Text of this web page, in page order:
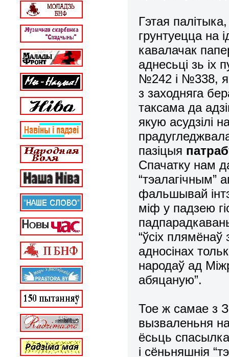
Гэтая
грунтуецца на
кавалачак
аднесьці зь іх
№242 і №338,
з заходняга
таксама да
якую асудзілі
пазіцыя
Спачатку нам
“тэалагічным”
фальшывай
міф у падзею
“ўсіх
адносінах
народаў ад
абяцаную”.
Тое ж самае з
вызваленьня
ёсьць
і сёньняшнія